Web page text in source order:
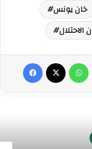
خان يونس
الاحتلال